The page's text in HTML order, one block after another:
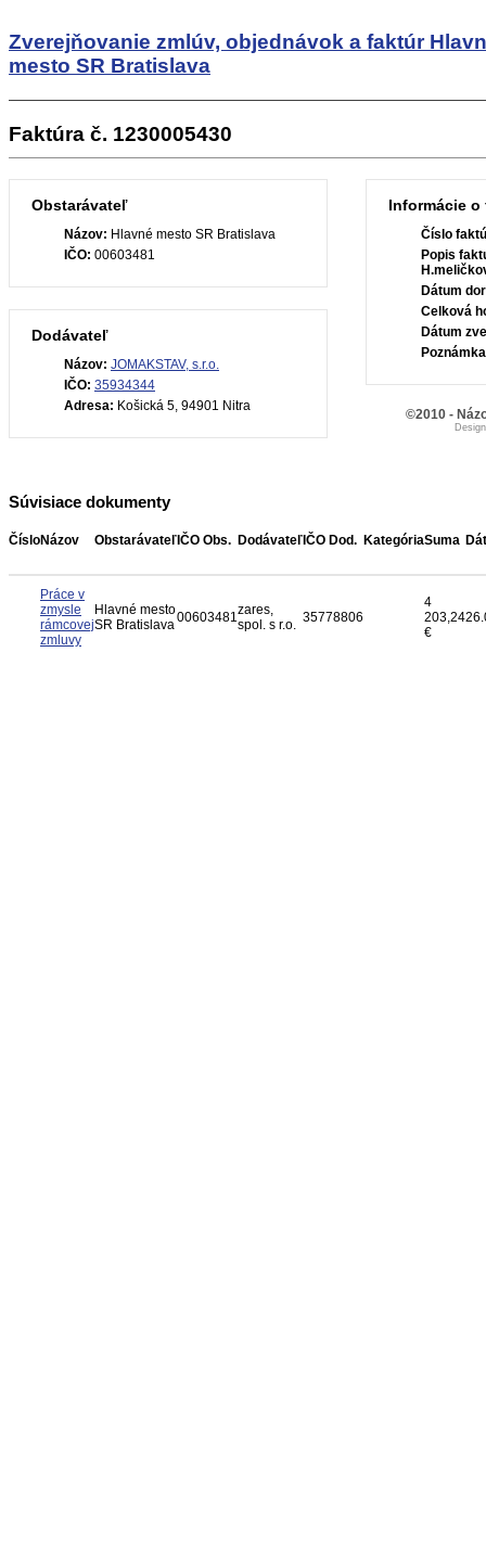
Zverejňovanie zmlúv, objednávok a faktúr
mesto SR Bratislava
Faktúra č. 1230005430
Obstarávateľ
Názov: Hlavné mesto SR Bratislava
IČO: 00603481
Dodávateľ
Názov: JOMAKSTAV, s.r.o.
IČO: 35934344
Adresa: Košická 5, 94901 Nitra
Informácie o
Číslo
Popis
Dátum
Celková
Dátum
Súvisiace dokumenty
ČísloNázov Obstarávateľ IČO Obs. Dodávateľ IČO Dod. KategóriaSuma
Práce v
zmysle
rámcovej
zmluvy
Hlavné mesto
SR Bratislava00603481zares,
spol. s r.o. 35778806
4
203,24
€
©2010 -